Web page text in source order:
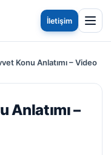
İletişim
Konu Anlatımı – Video
Anlatımı –